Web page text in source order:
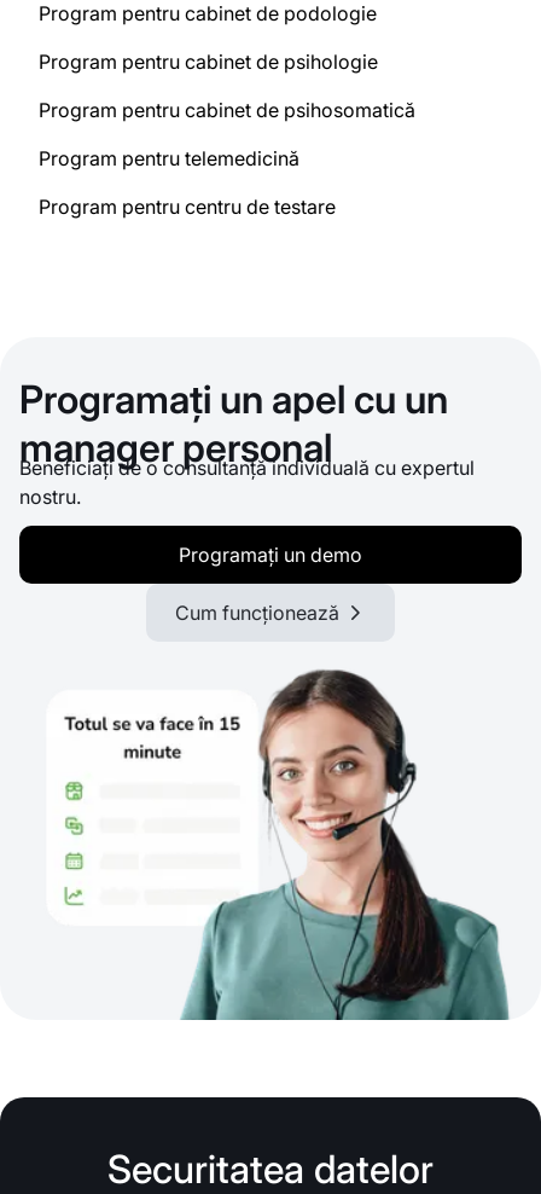
Program pentru cabinet de podologie
Program pentru cabinet de psihologie
Program pentru cabinet de psihosomatică
Program pentru telemedicină
Program pentru centru de testare
Programați un apel cu un
manager personal
Beneficiați de o consultanță individuală cu expertul
nostru.
Programați un demo
Cum funcționează
Securitatea datelor